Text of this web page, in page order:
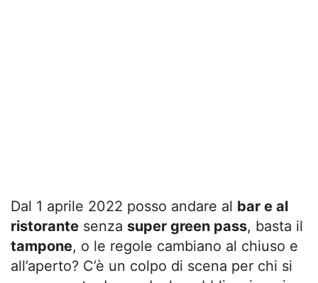
Dal 1 aprile 2022 posso andare al bar e al
ristorante senza super green pass, basta il
tampone, o le regole cambiano al chiuso e
all’aperto? C’è un colpo di scena per chi si